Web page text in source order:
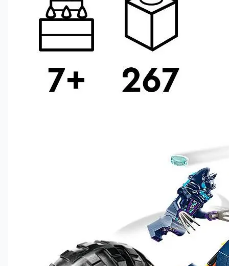
Actionfylt LEGO® NINJAGO® billekesett
Med lekesettet Arins ninja-terrengbuggy kan barna
Dragene våkner.